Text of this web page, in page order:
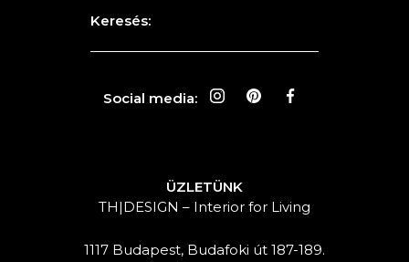
Keresés:
Social media:
ÜZLETÜNK
TH|DESIGN – Interior for Living
1117 Budapest, Budafoki út 187-189.